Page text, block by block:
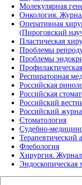
Молекулярная
Онкология.
Оперативная
(Пироговский
Пластическая
Проблемы
Проблемы
Респираторная
Российская
Российская
Российский
Российский
Стоматология
Судебно-
Терапевтический
Флебология
Хирургия.
Эндоскопическая